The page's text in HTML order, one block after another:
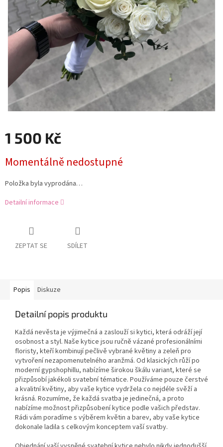
1 500 Kč
cena:
Momentálně nedostupné
Položka byla vyprodána…
Detailní informace
ZEPTAT SE SDÍLET
Popis Diskuze
Detailní popis produktu
Každá nevěsta je výjimečná a zaslouží si kytici, která odráží její
osobnost a styl. Naše kytice jsou ručně vázané profesionálními
floristy, kteří kombinují pečlivě vybrané květiny a zeleň pro
vytvoření nezapomenutelného aranžmá. Od klasických růží po
moderní gypshophillu, nabízíme širokou škálu variant, které se
přizpůsobí jakékoli svatební tématice. Používáme pouze čerstvé
a kvalitní květiny, aby vaše kytice vydržela co nejdéle svěží a
krásná. Rozumíme, že každá svatba je jedinečná, a proto
nabízíme možnost přizpůsobení kytice podle vašich představ.
Rádi vám poradíme s výběrem květin a barev, aby vaše kytice
dokonale ladila s celkovým konceptem vaší svatby.